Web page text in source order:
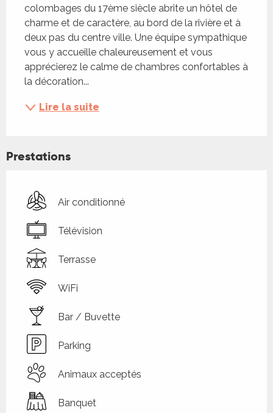
colombages du 17ème siècle abrite un hôtel de
charme et de caractère, au bord de la rivière et à
deux pas du centre ville. Une équipe sympathique
vous y accueille chaleureusement et vous
apprécierez le calme de chambres confortables à
la décoration...
Lire la suite
Prestations
Air conditionné
Télévision
Terrasse
WiFi
Bar / Buvette
Parking
Animaux acceptés
Banquet